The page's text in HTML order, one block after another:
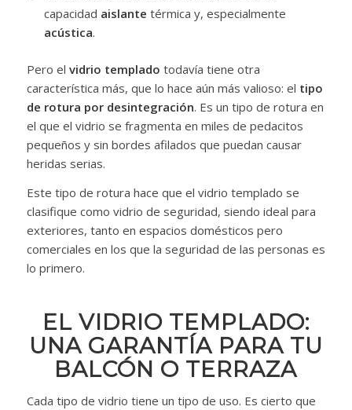
capacidad aislante térmica y, especialmente
acústica.
Pero el vidrio templado todavía tiene otra
característica más, que lo hace aún más valioso: el tipo
de rotura por desintegración. Es un tipo de rotura en
el que el vidrio se fragmenta en miles de pedacitos
pequeños y sin bordes afilados que puedan causar
heridas serias.
Este tipo de rotura hace que el vidrio templado se
clasifique como vidrio de seguridad, siendo ideal para
exteriores, tanto en espacios domésticos pero
comerciales en los que la seguridad de las personas es
lo primero.
EL VIDRIO TEMPLADO:
UNA GARANTÍA PARA TU
BALCÓN O TERRAZA
Cada tipo de vidrio tiene un tipo de uso. Es cierto que